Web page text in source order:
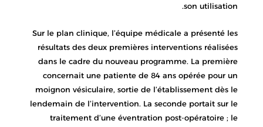
son utilisation.
Sur le plan clinique, l’équipe médicale a présenté les
résultats des deux premières interventions réalisées
dans le cadre du nouveau programme. La première
concernait une patiente de 84 ans opérée pour un
moignon vésiculaire, sortie de l’établissement dès le
lendemain de l’intervention. La seconde portait sur le
traitement d’une éventration post-opératoire ; le